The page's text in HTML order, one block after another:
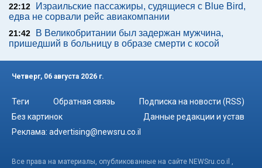
22:12
Израильские пассажиры, судящиеся с Blue Bird,
едва не сорвали рейс авиакомпании
21:42
В Великобритании был задержан мужчина,
пришедший в больницу в образе смерти с косой
Четверг, 06 августа 2026 г.
Теги Обратная связь
Подписка на новости (RSS)
Без картинок
Данные редакции и устав
Реклама: advertising@newsru.co.il
Все права на материалы, опубликованные на сайте NEWSru.co.il ,